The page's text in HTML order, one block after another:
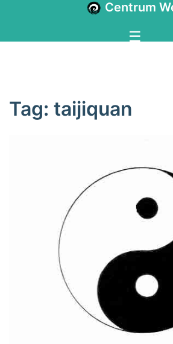
Centrum
Tag: taijiquan